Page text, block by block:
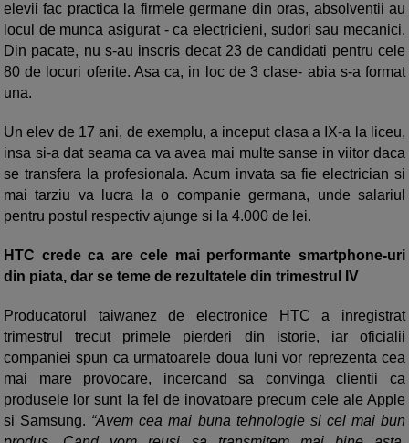
elevii fac practica la firmele germane din oras, absolventii au
locul de munca asigurat - ca electricieni, sudori sau mecanici.
Din pacate, nu s-au inscris decat 23 de candidati pentru cele
80 de locuri oferite. Asa ca, in loc de 3 clase- abia s-a format
una.
Un elev de 17 ani, de exemplu, a inceput clasa a IX-a la liceu,
insa si-a dat seama ca va avea mai multe sanse in viitor daca
se transfera la profesionala. Acum invata sa fie electrician si
mai tarziu va lucra la o companie germana, unde salariul
pentru postul respectiv ajunge si la 4.000 de lei.
HTC crede ca are cele mai performante smartphone-uri
din piata, dar se teme de rezultatele din trimestrul IV
Producatorul taiwanez de electronice HTC a inregistrat
trimestrul trecut primele pierderi din istorie, iar oficialii
companiei spun ca urmatoarele doua luni vor reprezenta cea
mai mare provocare, incercand sa convinga clientii ca
produsele lor sunt la fel de inovatoare precum cele ale Apple
si Samsung. “Avem cea mai buna tehnologie si cel mai bun